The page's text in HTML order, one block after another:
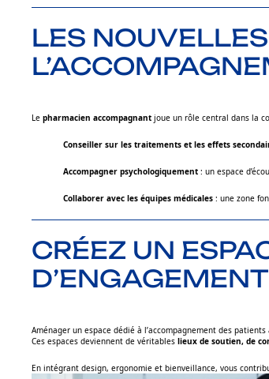
LES
Le pharmacien accompagnant joue un rôle central dans la
Conseiller sur les traitements et les effets
Accompagner psychologiquement : un espace
Collaborer avec les équipes médicales : une zone
CRÉEZ UN
D’ENGAGEMENT
Aménager un espace dédié à l’accompagnement des patients
Ces espaces deviennent de véritables lieux de soutien, de
En intégrant design, ergonomie et bienveillance, vous